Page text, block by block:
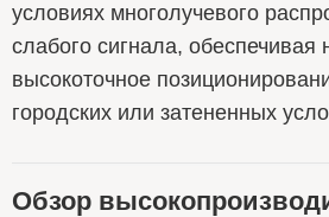
условиях многолучевого
слабого сигнала, обеспечивая
высокоточное
городских или затененных
Обзор